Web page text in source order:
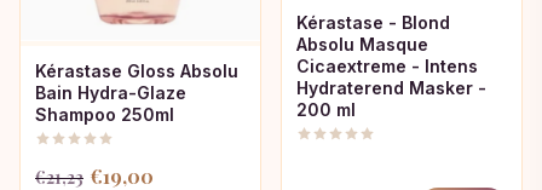
Kérastase Gloss Absolu
Bain Hydra-Glaze
Shampoo 250ml
€21,23 Oorspronkelijke
€19,00
Kérastase - Blond
Absolu Masque
Cicaextreme - Intens
Hydraterend Masker -
200 ml